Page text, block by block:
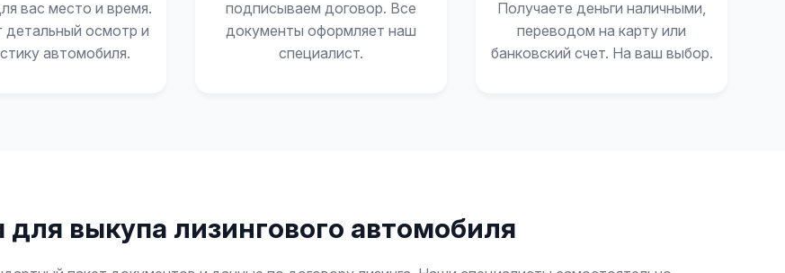
вас место и время.
детальный осмотр и
автомобиля.
подписываем договор. Все
документы оформляет наш
специалист.
Получаете деньги наличными,
переводом на карту или
банковский счет. На ваш выбор.
выкупа лизингового автомобиля